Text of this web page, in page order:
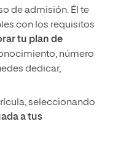
de admisión. Él te
con los requisitos
tu plan de
número
dedicar,
seleccionando
a tus